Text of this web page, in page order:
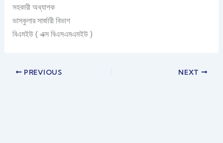
সহকারী অধ্যাপক
ভাসকুলার সার্জারী বিভাগ
বিএমইউ ( এক্স বিএসএমএমইউ )
PREVIOUS NEXT